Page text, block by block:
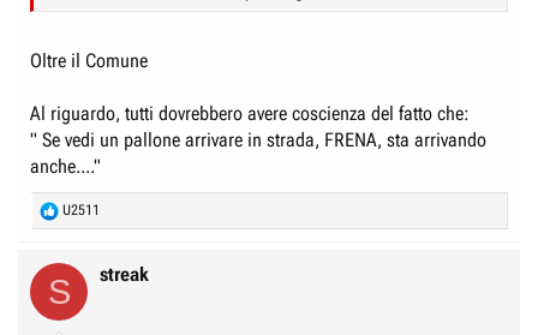
o
e
Oltre il Comune
Al riguardo, tutti dovrebbero avere coscienza del fatto che:
" Se vedi un pallone arrivare in strada, FRENA, sta arrivando
anche...."
R
e
t
U2511
S streak